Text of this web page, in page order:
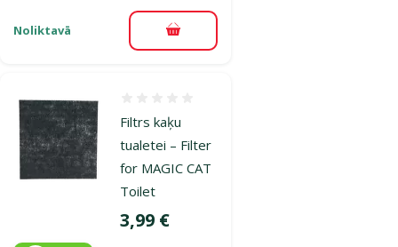
Noliktavā Pievienot grozam
Filtrs kaķu
tualetei – Filter
for MAGIC CAT
Toilet
Cena
3,99 €